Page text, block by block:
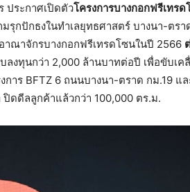
ประกาศเปิดตัวโครงการบางกอกฟรีเทร
รุกปักธงในทำเลยุทธศาสตร์ บางนา-ต
าณาจักรบางกอกฟรีเทรดโซนในปี 2566
งทุนกว่า 2,000 ล้านบาทต่อปี เพื่อขับเค
าร BFTZ 6 ถนนบางนา-ตราด กม.19 แ
ดดีลลูกค้าแล้วกว่า 100,000 ตร.ม.